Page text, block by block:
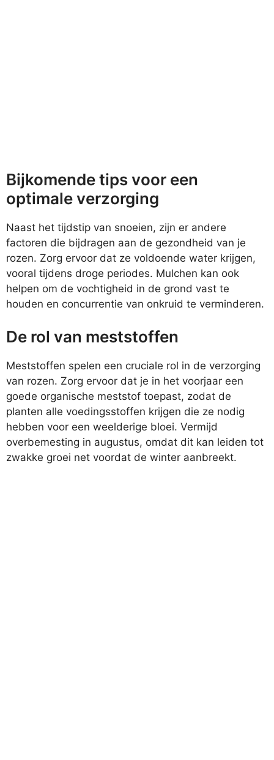
Bijkomende tips voor een
optimale verzorging
Naast het tijdstip van snoeien, zijn er andere
factoren die bijdragen aan de gezondheid van je
rozen. Zorg ervoor dat ze voldoende water krijgen,
vooral tijdens droge periodes. Mulchen kan ook
helpen om de vochtigheid in de grond vast te
houden en concurrentie van onkruid te verminderen.
De rol van meststoffen
Meststoffen spelen een cruciale rol in de verzorging
van rozen. Zorg ervoor dat je in het voorjaar een
goede organische meststof toepast, zodat de
planten alle voedingsstoffen krijgen die ze nodig
hebben voor een weelderige bloei. Vermijd
overbemesting in augustus, omdat dit kan leiden tot
zwakke groei net voordat de winter aanbreekt.